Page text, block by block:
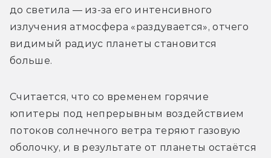
до светила — из-за его интенсивного
излучения атмосфера «раздувается», отчего
видимый радиус планеты становится
больше.
Считается, что со временем горячие
юпитеры под непрерывным воздействием
потоков солнечного ветра теряют газовую
оболочку, и в результате от планеты остаётся